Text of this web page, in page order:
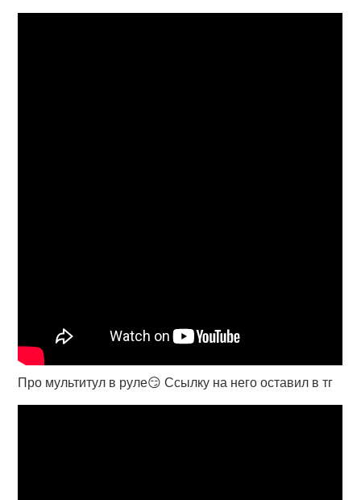
Про мультитул в руле😏 Ссылку на него оставил в тг